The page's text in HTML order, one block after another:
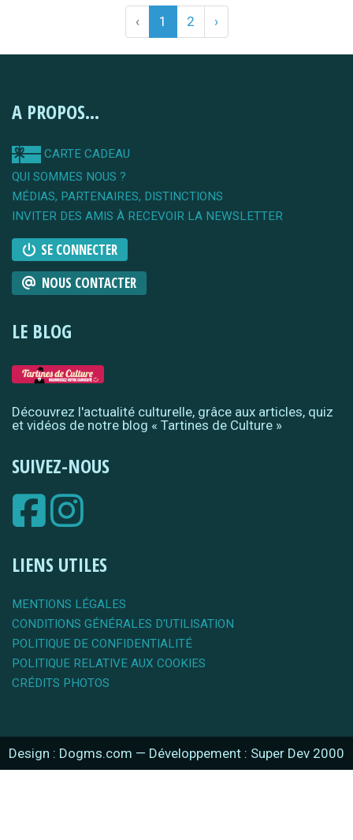
‹ 1 2 ›
A PROPOS...
CARTE CADEAU
QUI SOMMES NOUS ?
MÉDIAS, PARTENAIRES, DISTINCTIONS
INVITER DES AMIS À RECEVOIR LA NEWSLETTER
SE CONNECTER
NOUS CONTACTER
LE BLOG
Découvrez l'actualité culturelle, grâce aux articles, quiz
et vidéos de notre blog « Tartines de Culture »
SUIVEZ-NOUS
LIENS UTILES
MENTIONS LÉGALES
CONDITIONS GÉNÉRALES D'UTILISATION
POLITIQUE DE CONFIDENTIALITÉ
POLITIQUE RELATIVE AUX COOKIES
CRÉDITS PHOTOS
Design : Dogms.com — Développement : Super Dev 2000